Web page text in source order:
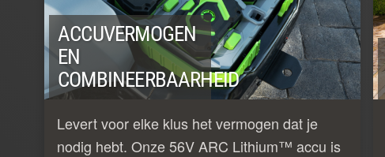
ACCUVERMOGEN
EN
COMBINEERBAARHEID
Levert voor elke klus het vermogen dat je
nodig hebt. Onze 56V ARC Lithium™ accu is